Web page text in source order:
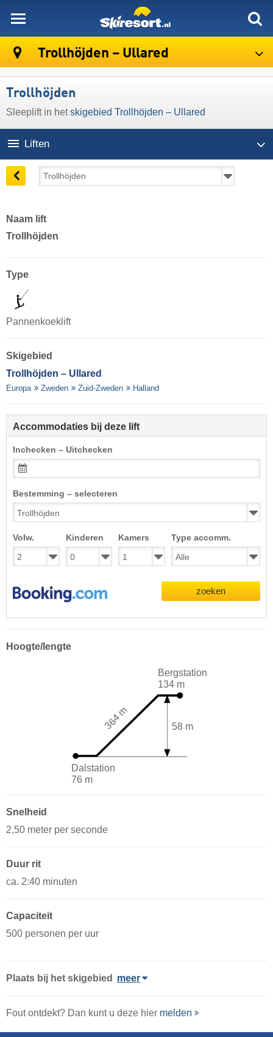
Trollhöjden – Ullared
Trollhöjden
Sleeplift in hetskigebied Trollhöjden – Ullared
Liften
Naam lift
Trollhöjden
Type
Pannenkoeklift
Skigebied
Trollhöjden – Ullared
Europa Zweden Zuid-Zweden Halland
Accommodaties bij deze lift
Inchecken – Uitchecken
Bestemming – selecteren
Volw. Kinderen Kamers Type accomm.
zoeken
Hoogte/lengte
Dalstation
76 m
Bergstation
134 m
58 m
364 m
Snelheid
2,50 meter per seconde
Duur rit
ca. 2:40 minuten
Capaciteit
500 personen per uur
Plaats bij het skigebied meer
Fout ontdekt? Dan kunt u deze hier melden